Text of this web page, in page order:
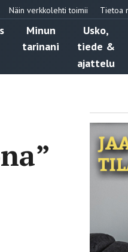
Näin verkkolehti toimii Tietoa
Minun
tarinani
Usko,
tiede &
ajattelu